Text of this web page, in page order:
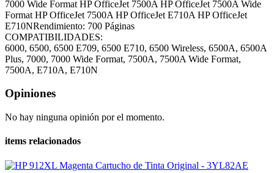
7000 Wide Format HP OfficeJet 7500A HP OfficeJet 7500A Wide
Format HP OfficeJet 7500A HP OfficeJet E710A HP OfficeJet
E710NRendimiento: 700 Páginas
COMPATIBILIDADES:
6000, 6500, 6500 E709, 6500 E710, 6500 Wireless, 6500A, 6500A
Plus, 7000, 7000 Wide Format, 7500A, 7500A Wide Format,
7500A, E710A, E710N
Opiniones
No hay ninguna opinión por el momento.
items relacionados